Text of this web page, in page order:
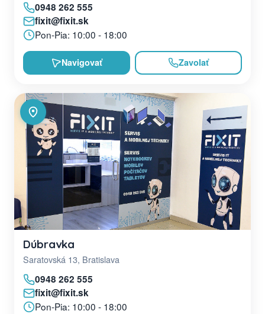
0948 262 555
fixit@fixit.sk
Pon-Pia: 10:00 - 18:00
Navigovať Zavolať
Dúbravka
Saratovská 13, Bratislava
0948 262 555
fixit@fixit.sk
Pon-Pia: 10:00 - 18:00